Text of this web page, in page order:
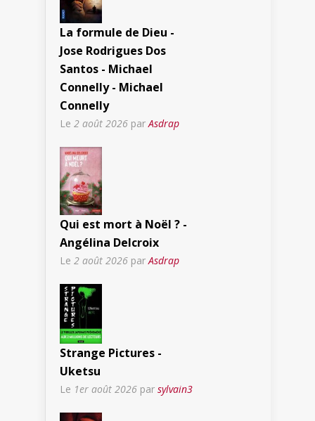
La formule de Dieu -
Jose Rodrigues Dos
Santos - Michael
Connelly - Michael
Connelly
Le 2 août 2026 parAsdrap
Qui est mort à Noël ? -
Angélina Delcroix
Le 2 août 2026 parAsdrap
Strange Pictures -
Uketsu
Le 1er août 2026 par sylvain3